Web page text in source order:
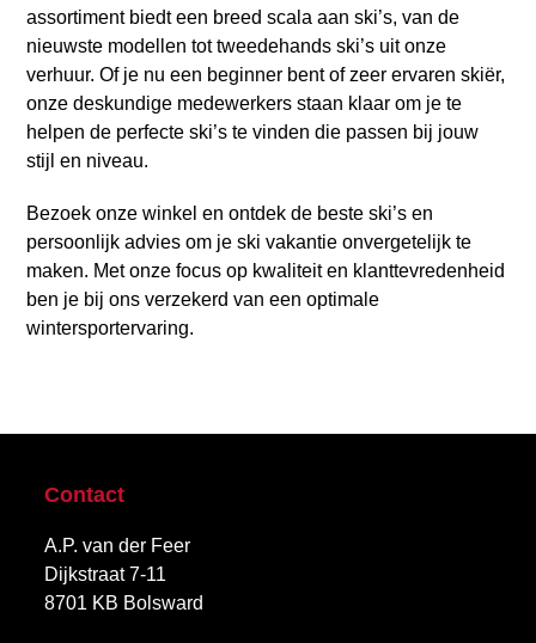
assortiment biedt een breed scala aan ski’s, van de
nieuwste modellen tot tweedehands ski’s uit onze
verhuur. Of je nu een beginner bent of zeer ervaren skiër,
onze deskundige medewerkers staan klaar om je te
helpen de perfecte ski’s te vinden die passen bij jouw
stijl en niveau.
Bezoek onze winkel en ontdek de beste ski’s en
persoonlijk advies om je ski vakantie onvergetelijk te
maken. Met onze focus op kwaliteit en klanttevredenheid
ben je bij ons verzekerd van een optimale
wintersportervaring.
Contact
A.P. van der Feer
Dijkstraat 7-11
8701 KB Bolsward